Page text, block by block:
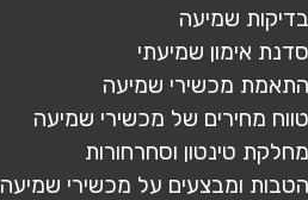
בדיקות שמיעה
סדנת אימון שמיעתי
התאמת מכשירי שמיעה
טווח מחירים של מכשירי שמיעה
מחלקת טינטון וסחרחורות
הטבות ומבצעים על מכשירי שמיעה